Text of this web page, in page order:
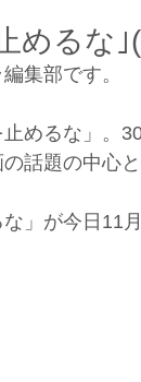
めるな
集部です。
めるな」。
話題の中心と
」が今日11